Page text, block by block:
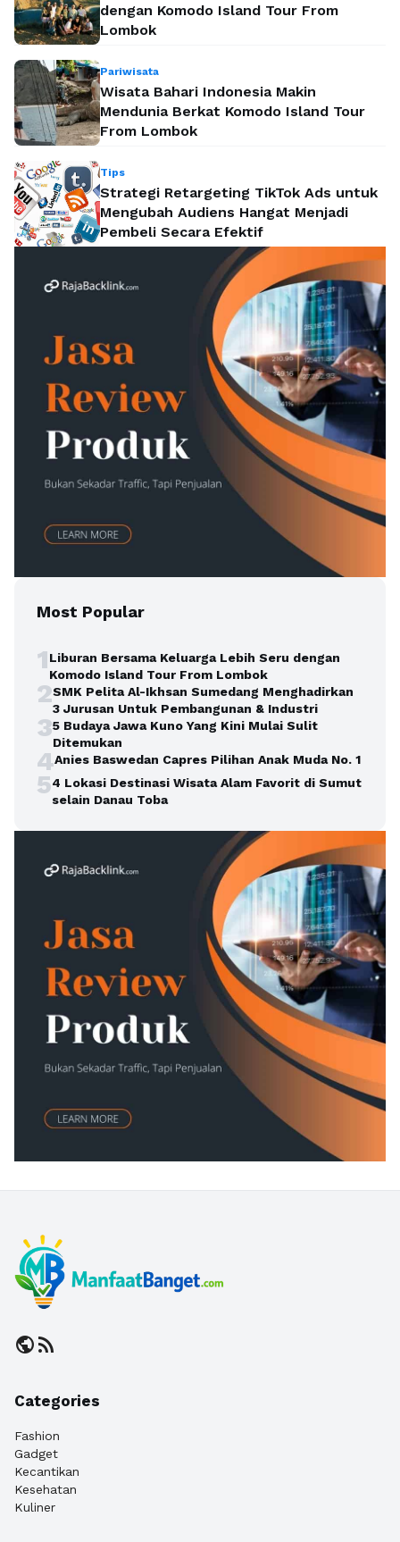
dengan Komodo Island Tour From
Lombok
Pariwisata
Wisata Bahari Indonesia Makin
Mendunia Berkat Komodo Island Tour
From Lombok
Tips
Strategi Retargeting TikTok Ads untuk
Mengubah Audiens Hangat Menjadi
Pembeli Secara Efektif
Most Popular
1Liburan Bersama Keluarga Lebih Seru dengan
Komodo Island Tour From Lombok
2SMK Pelita Al-Ikhsan Sumedang Menghadirkan
3 Jurusan Untuk Pembangunan & Industri
35 Budaya Jawa Kuno Yang Kini Mulai Sulit
Ditemukan
4Anies Baswedan Capres Pilihan Anak Muda No. 1
54 Lokasi Destinasi Wisata Alam Favorit di Sumut
selain Danau Toba
publicrss_feed
Categories
Fashion
Gadget
Kecantikan
Kesehatan
Kuliner